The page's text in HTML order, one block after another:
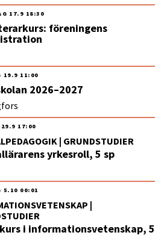
17.9 18:30
föreningens
19.9 11:00
2026–2027
29.9 17:00
| GRUNDSTUDIER
yrkesroll, 5 sp
5.10 00:01
|
i informationsvetenskap, 5